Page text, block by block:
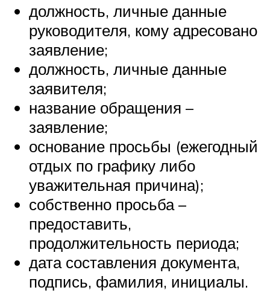
должность, личные данные
руководителя, кому адресовано
заявление;
должность, личные данные
заявителя;
название обращения –
заявление;
основание просьбы (ежегодный
отдых по графику либо
уважительная причина);
собственно просьба –
предоставить,
продолжительность периода;
дата составления документа,
подпись, фамилия, инициалы.